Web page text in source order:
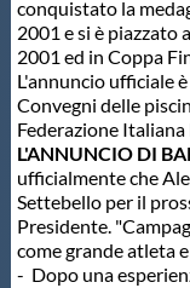
Sostenibilità
Privacy
Cookie Policy
Archivio News
conquistato la
2001 e si è
2001 ed in Coppa
L'annuncio ufficiale
Convegni delle
Federazione
L'ANNUNCIO DI
ufficialmente che
Settebello per il
Presidente.
come grande atleta
- Dopo una